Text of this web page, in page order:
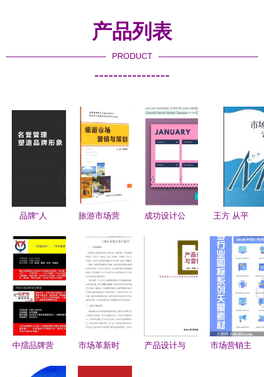
产品列表
PRODUCT
----------------
品牌“人
法 赢得用
户长久信任
的策略路径
旅游市场营
打造成功的
市场营销策
略
成功设计公
场营销之道
王方 从平
品牌策划高
手的转型升
级之路
中擂品牌营
市场革新时
产品设计与
市场营销主